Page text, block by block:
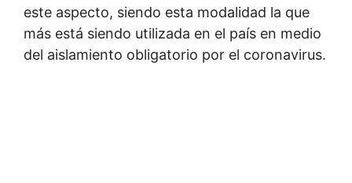
este aspecto, siendo esta modalidad la que
más está siendo utilizada en el país en medio
del aislamiento obligatorio por el coronavirus.